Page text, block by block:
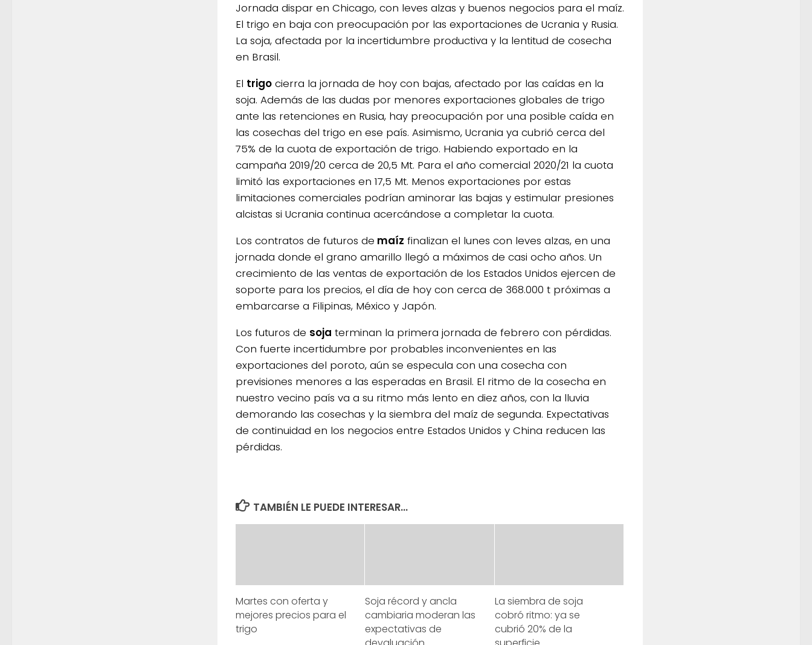
Jornada dispar en Chicago, con leves alzas y buenos negocios para el maíz.
El trigo en baja con preocupación por las exportaciones de Ucrania y Rusia.
La soja, afectada por la incertidumbre productiva y la lentitud de cosecha
en Brasil.
El trigo cierra la jornada de hoy con bajas, afectado por las caídas en la
soja. Además de las dudas por menores exportaciones globales de trigo
ante las retenciones en Rusia, hay preocupación por una posible caída en
las cosechas del trigo en ese país. Asimismo, Ucrania ya cubrió cerca del
75% de la cuota de exportación de trigo. Habiendo exportado en la
campaña 2019/20 cerca de 20,5 Mt. Para el año comercial 2020/21 la cuota
limitó las exportaciones en 17,5 Mt. Menos exportaciones por estas
limitaciones comerciales podrían aminorar las bajas y estimular presiones
alcistas si Ucrania continua acercándose a completar la cuota.
Los contratos de futuros de maíz finalizan el lunes con leves alzas, en una
jornada donde el grano amarillo llegó a máximos de casi ocho años. Un
crecimiento de las ventas de exportación de los Estados Unidos ejercen de
soporte para los precios, el día de hoy con cerca de 368.000 t próximas a
embarcarse a Filipinas, México y Japón.
Los futuros de soja terminan la primera jornada de febrero con pérdidas.
Con fuerte incertidumbre por probables inconvenientes en las
exportaciones del poroto, aún se especula con una cosecha con
previsiones menores a las esperadas en Brasil. El ritmo de la cosecha en
nuestro vecino país va a su ritmo más lento en diez años, con la lluvia
demorando las cosechas y la siembra del maíz de segunda. Expectativas
de continuidad en los negocios entre Estados Unidos y China reducen las
pérdidas.
TAMBIÉN LE PUEDE INTERESAR...
Martes con oferta y
mejores precios para el
trigo
Soja récord y ancla
cambiaria moderan las
expectativas de
La siembra de soja
cobró ritmo: ya se
cubrió 20% de la